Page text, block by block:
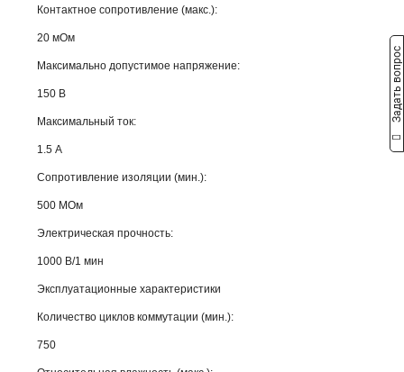
Контактное сопротивление (макс.):
20 мОм
Максимально допустимое напряжение:
150 В
Максимальный ток:
1.5 А
Сопротивление изоляции (мин.):
500 МОм
Электрическая прочность:
1000 В/1 мин
Эксплуатационные характеристики
Количество циклов коммутации (мин.):
750
Задать вопрос